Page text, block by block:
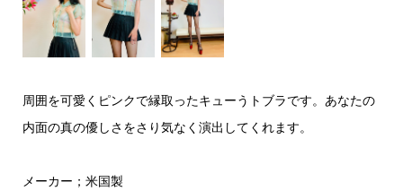
周囲を可愛くピンクで縁取ったキューうトブラです。あなたの
内面の真の優しさをさり気なく演出してくれます。
メーカー；米国製